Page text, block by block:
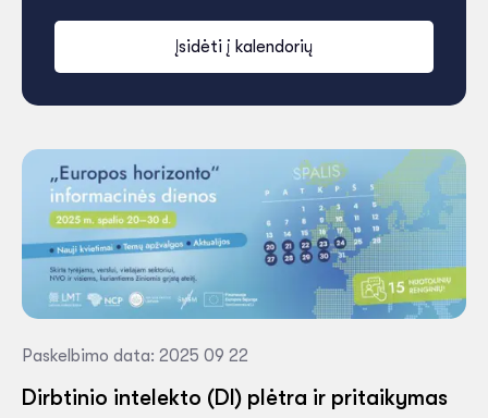
Įsidėti į kalendorių
Paskelbimo data: 2025 09 22
Dirbtinio intelekto (DI) plėtra ir pritaikymas